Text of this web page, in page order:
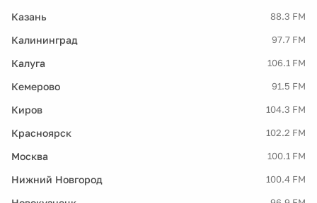
Казань 88.3 FM
Калининград 97.7 FM
Калуга 106.1 FM
Кемерово 91.5 FM
Киров 104.3 FM
Красноярск 102.2 FM
Москва 100.1 FM
Нижний Новгород 100.4 FM